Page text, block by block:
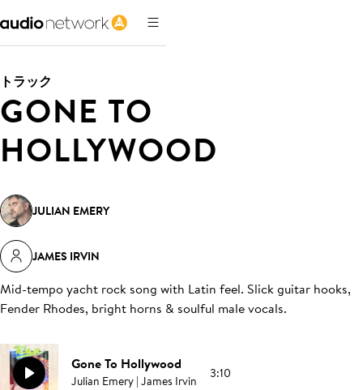
トラック
GONE TO
HOLLYWOOD
JULIAN EMERY
JAMES IRVIN
Mid-tempo yacht rock song with Latin feel. Slick guitar hooks,
Fender Rhodes, bright horns & soulful male vocals.
Gone To Hollywood
Julian Emery | James Irvin 3:10